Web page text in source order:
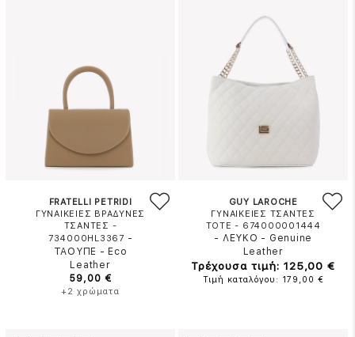
FRATELLI PETRIDI
ΓΥΝΑΙΚΕΙΕΣ ΒΡΑΔΥΝΕΣ
ΤΣΑΝΤΕΣ -
734000HL3367 -
ΤΑΟΥΠΕ - Eco
Leather
59,00 €
+2 χρώματα
GUY LAROCHE
ΓΥΝΑΙΚΕΙΕΣ ΤΣΑΝΤΕΣ
TOTE - 674000001444
- ΛΕΥΚΟ - Genuine
Leather
Τρέχουσα τιμή: 125,00 €
Τιμή καταλόγου: 179,00 €